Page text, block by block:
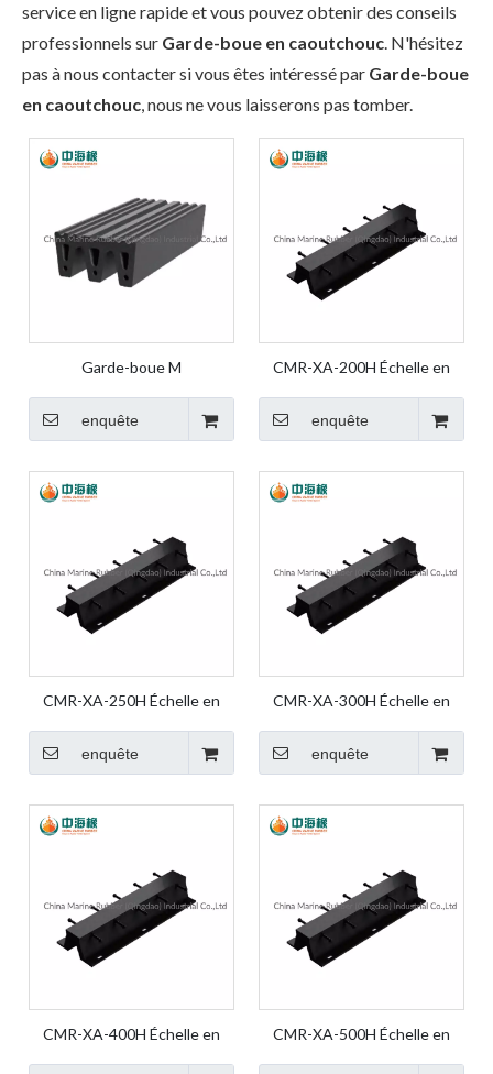
service en ligne rapide et vous pouvez obtenir des conseils
professionnels sur Garde-boue en caoutchouc. N'hésitez
pas à nous contacter si vous êtes intéressé par Garde-boue
en caoutchouc, nous ne vous laisserons pas tomber.
Garde-boue M
enquête
CMR-XA-200H Échelle en
caoutchouc pour garde-boue
en caoutchouc marin
enquête
CMR-XA-250H Échelle en
caoutchouc pour garde-boue
en caoutchouc marin
enquête
CMR-XA-300H Échelle en
caoutchouc pour garde-boue
en caoutchouc marin
enquête
CMR-XA-400H Échelle en
CMR-XA-500H Échelle en